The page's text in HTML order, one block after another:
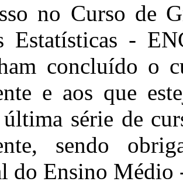
no Curso de
Estatísticas -
concluído o
e aos que
série de
sendo
do Ensino